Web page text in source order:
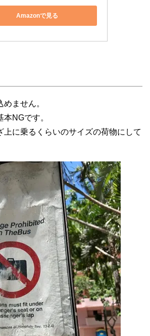
Amazonで見る
ません。
NGです。
上に乗るくらいのサイズの荷物にして